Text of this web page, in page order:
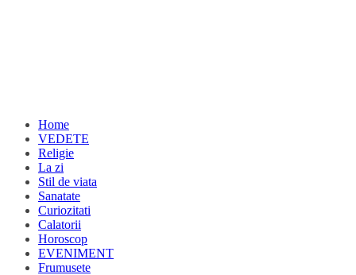
Home
VEDETE
Religie
La zi
Stil de viata
Sanatate
Curiozitati
Calatorii
Horoscop
EVENIMENT
Frumusete